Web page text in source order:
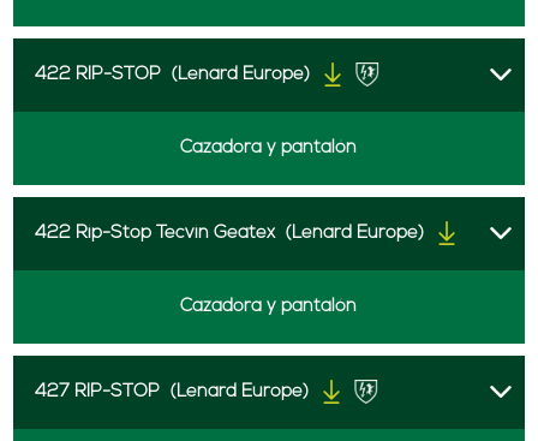
422 RIP-STOP (Lenard Europe)
Cazadora y pantalón
422 Rip-Stop Tecvin Geatex (Lenard Europe)
Cazadora y pantalón
427 RIP-STOP (Lenard Europe)